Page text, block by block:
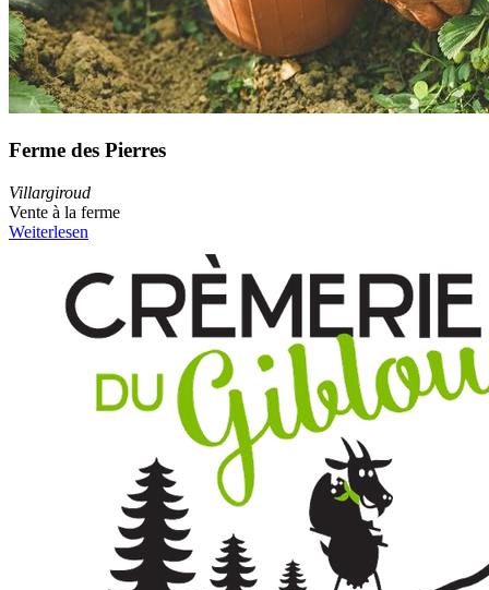
Ferme des Pierres
Villargiroud
Vente à la ferme
Weiterlesen